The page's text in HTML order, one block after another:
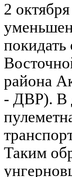
2
района
- ДВР). В
Таким